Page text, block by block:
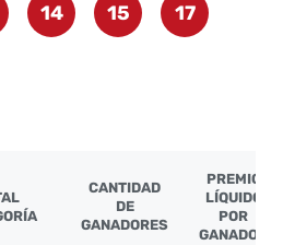
14 15 17
CANTIDAD
DE
GANADORES
PREMIO
LÍQUIDO
POR
GANADOR